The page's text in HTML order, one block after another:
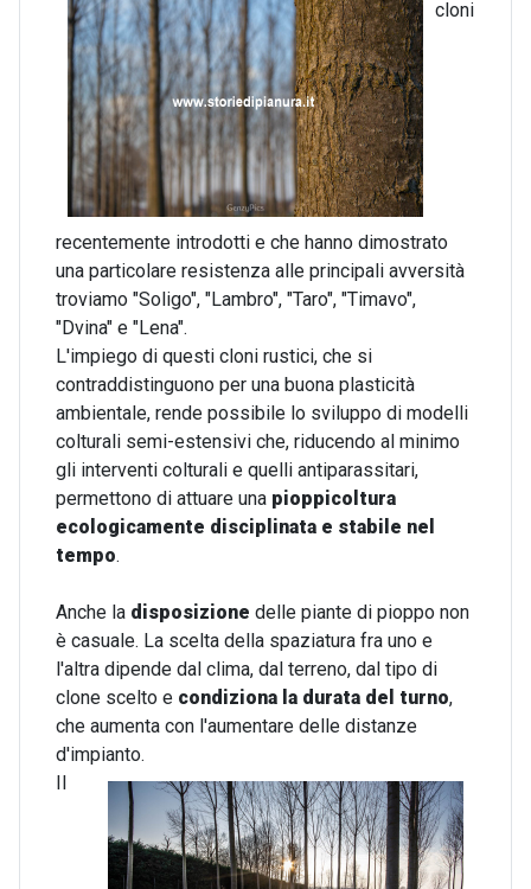
cloni
recentemente introdotti e che hanno dimostrato
una particolare resistenza alle principali avversità
troviamo "Soligo", "Lambro", "Taro", "Timavo",
"Dvina" e "Lena".
L'impiego di questi cloni rustici, che si
contraddistinguono per una buona plasticità
ambientale, rende possibile lo sviluppo di modelli
colturali semi-estensivi che, riducendo al minimo
gli interventi colturali e quelli antiparassitari,
permettono di attuare una pioppicoltura
ecologicamente disciplinata e stabile nel
tempo.
Anche la disposizione delle piante di pioppo non
è casuale. La scelta della spaziatura fra uno e
l'altra dipende dal clima, dal terreno, dal tipo di
clone scelto e condiziona la durata del turno,
che aumenta con l'aumentare delle distanze
d'impianto.
Il